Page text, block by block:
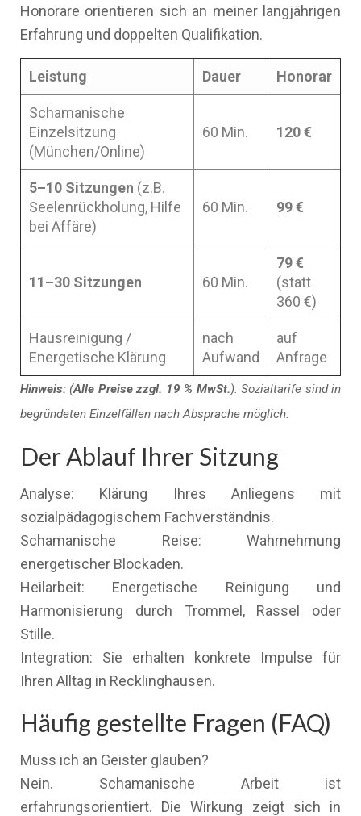
Honorare orientieren sich an meiner langjährigen
Erfahrung und doppelten Qualifikation.
Leistung Dauer Honorar
Schamanische
Einzelsitzung
(München/Online)
60 Min. 120 €
5–10 Sitzungen (z.B.
Seelenrückholung, Hilfe
bei Affäre)
60 Min. 99 €
11–30 Sitzungen 60 Min.
79 €
(statt
360 €)
Hausreinigung /
Energetische Klärung
nach
Aufwand
auf
Anfrage
Hinweis: (Alle Preise zzgl. 19 % MwSt.). Sozialtarife sind in
begründeten Einzelfällen nach Absprache möglich.
Der Ablauf Ihrer Sitzung
Analyse: Klärung Ihres Anliegens mit
sozialpädagogischem Fachverständnis.
Schamanische Reise: Wahrnehmung
energetischer Blockaden.
Heilarbeit: Energetische Reinigung und
Harmonisierung durch Trommel, Rassel oder
Stille.
Integration: Sie erhalten konkrete Impulse für
Ihren Alltag in Recklinghausen.
Häufig gestellte Fragen (FAQ)
Muss ich an Geister glauben?
Nein. Schamanische Arbeit ist
erfahrungsorientiert. Die Wirkung zeigt sich in